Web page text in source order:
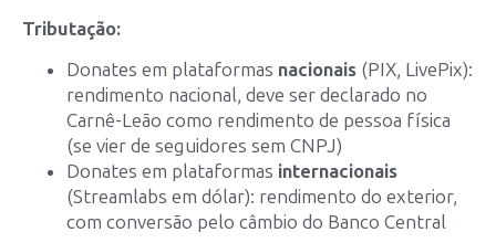
Tributação:
Donates em plataformas nacionais (PIX, LivePix):
rendimento nacional, deve ser declarado no
Carnê-Leão como rendimento de pessoa física
(se vier de seguidores sem CNPJ)
Donates em plataformas internacionais
(Streamlabs em dólar): rendimento do exterior,
com conversão pelo câmbio do Banco Central